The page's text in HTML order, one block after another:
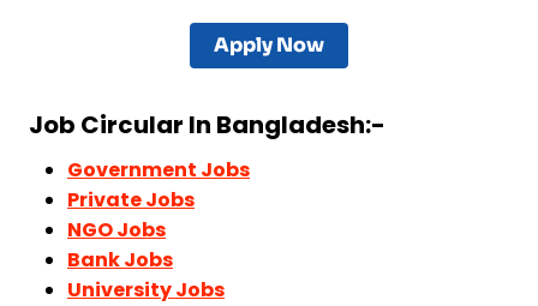
Apply Now
Job Circular In Bangladesh:-
Government Jobs
Private Jobs
NGO Jobs
Bank Jobs
University Jobs